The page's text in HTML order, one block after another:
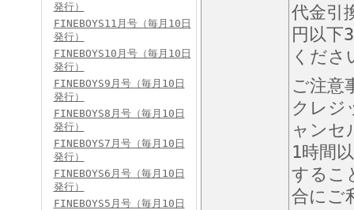
FINEBOYS2024年5月号
FINEBOYS2024年4月号
発行）
FINEBOYS11月号（毎月10日
発行）
FINEBOYS10月号（毎月10日
発行）
FINEBOYS9月号（毎月10日
発行）
FINEBOYS8月号（毎月10日
発行）
FINEBOYS7月号（毎月10日
発行）
FINEBOYS6月号（毎月10日
発行）
FINEBOYS5月号（毎月10日
代金引
円以下
くださ
ご注意
クレジ
ャンセ
1時間
するこ
合にご